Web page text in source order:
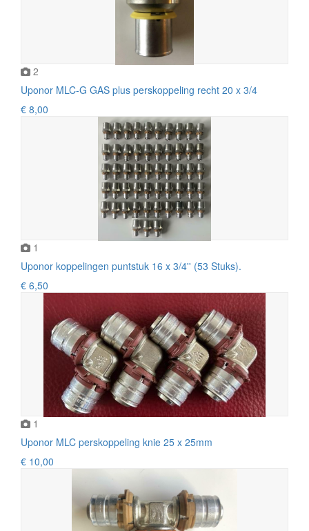
2
Uponor MLC-G GAS plus perskoppeling recht 20 x 3/4
€ 8,00
1
Uponor koppelingen puntstuk 16 x 3/4'' (53 Stuks).
€ 6,50
1
Uponor MLC perskoppeling knie 25 x 25mm
€ 10,00